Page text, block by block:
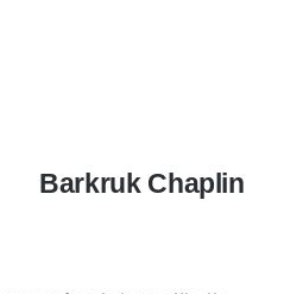
Barkruk Chaplin